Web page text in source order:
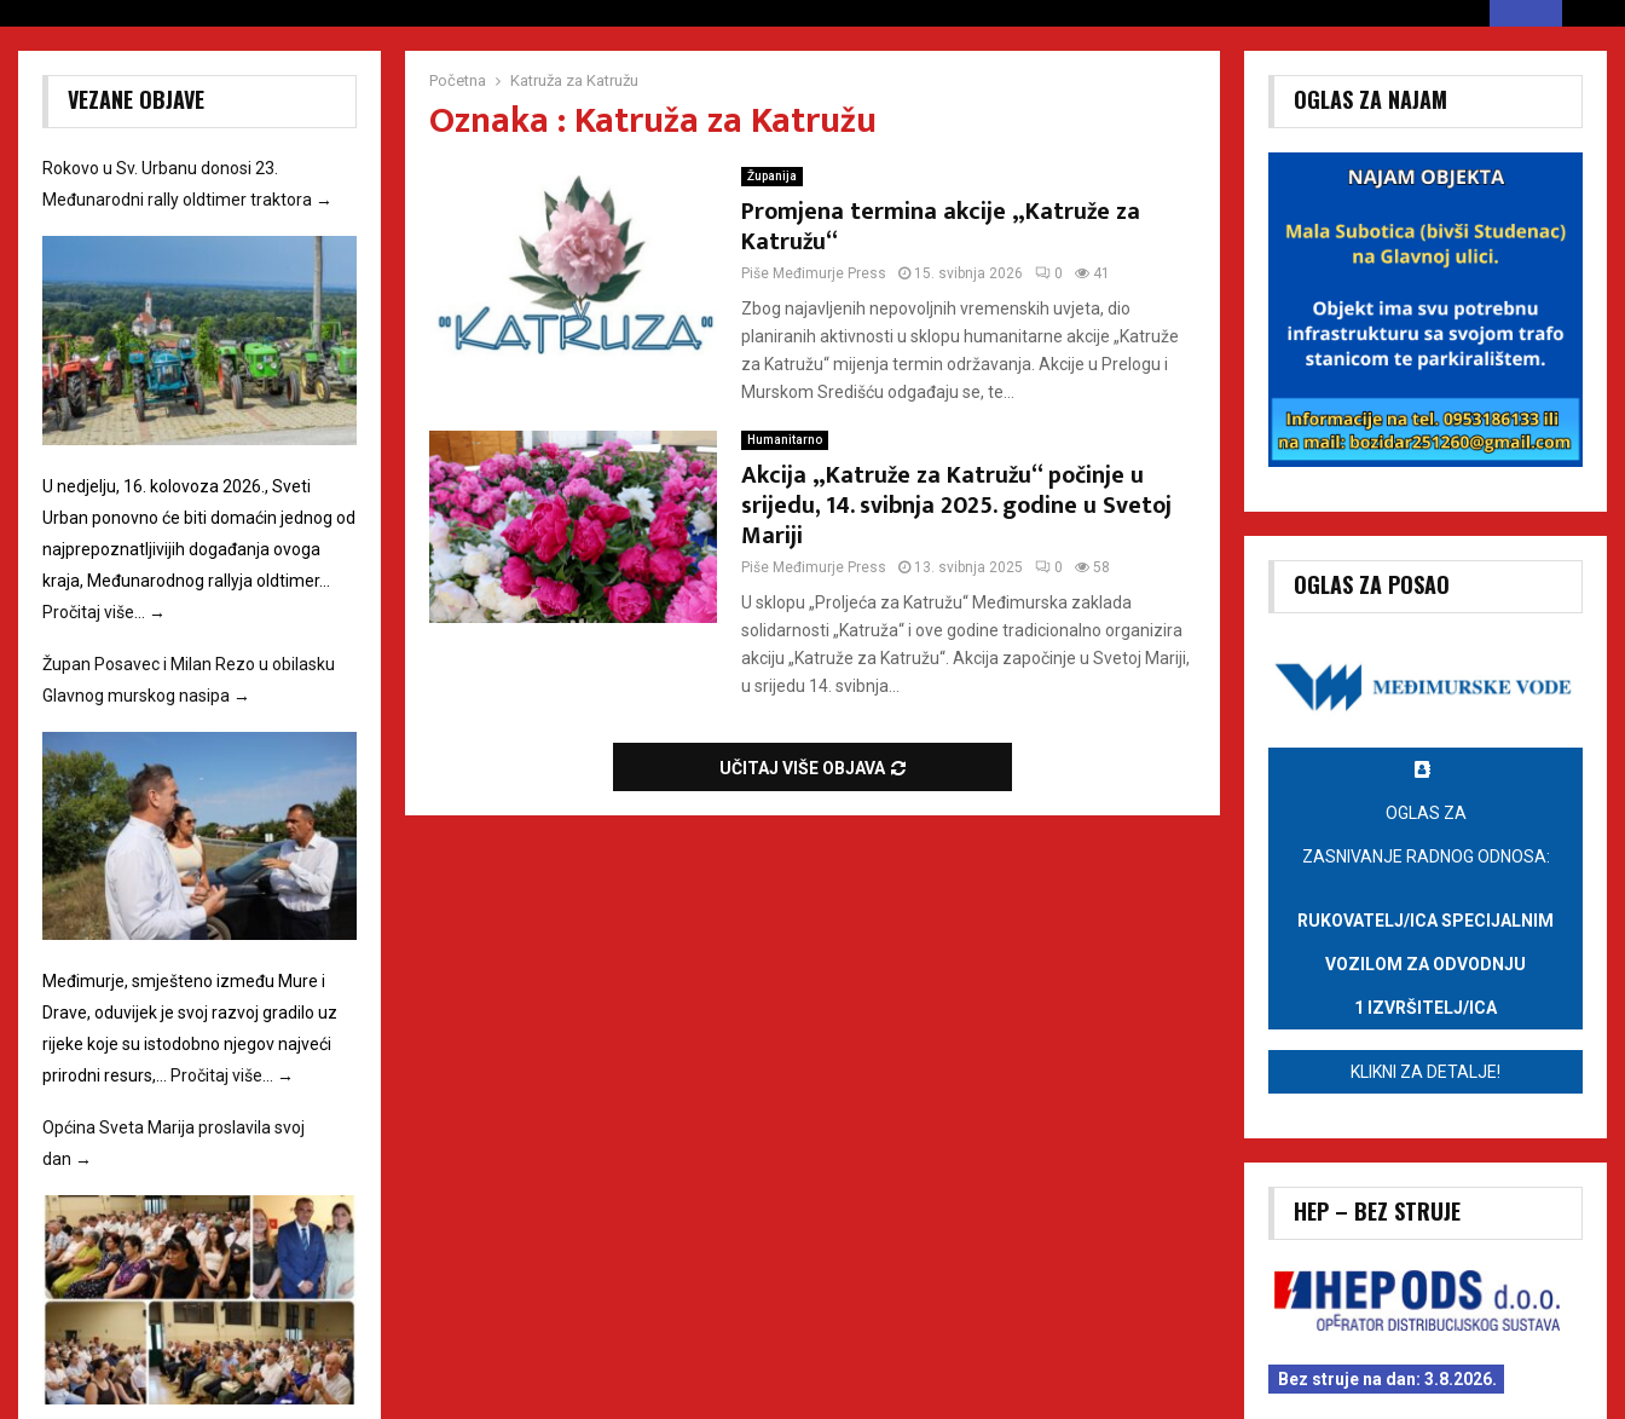
Početna Katruža za Katružu
Oznaka : Katruža za Katružu
Županija
Promjena termina akcije „Katruže za
Katružu“
Piše Međimurje Press 15. svibnja 2026 0 41
Zbog najavljenih nepovoljnih vremenskih uvjeta, dio
planiranih aktivnosti u sklopu humanitarne akcije „Katruže
za Katružu“ mijenja termin održavanja. Akcije u Prelogu i
Murskom Središću odgađaju se, te...
Humanitarno
Akcija „Katruže za Katružu“ počinje u
srijedu, 14. svibnja 2025. godine u Svetoj
Mariji
Piše Međimurje Press 13. svibnja 2025 0 58
U sklopu „Proljeća za Katružu“ Međimurska zaklada
solidarnosti „Katruža“ i ove godine tradicionalno organizira
akciju „Katruže za Katružu“. Akcija započinje u Svetoj Mariji,
u srijedu 14. svibnja...
UČITAJ VIŠE OBJAVA
VEZANE OBJAVE
Rokovo u Sv. Urbanu donosi 23.
Međunarodni rally oldtimer traktora →
U nedjelju, 16. kolovoza 2026., Sveti
Urban ponovno će biti domaćin jednog od
najprepoznatljivijih događanja ovoga
kraja, Međunarodnog rallyja oldtimer…
Pročitaj više…
→
Župan Posavec i Milan Rezo u obilasku
Glavnog murskog nasipa →
Međimurje, smješteno između Mure i
Drave, oduvijek je svoj razvoj gradilo uz
rijeke koje su istodobno njegov najveći
prirodni resurs,… Pročitaj više… →
Općina Sveta Marija proslavila svoj
dan →
OGLAS ZA NAJAM
OGLAS ZA POSAO
OGLAS ZA
ZASNIVANJE RADNOG ODNOSA:
RUKOVATELJ/ICA SPECIJALNIM
VOZILOM ZA ODVODNJU
1 IZVRŠITELJ/ICA
KLIKNI ZA DETALJE!
HEP – BEZ STRUJE
Bez struje na dan: 3.8.2026.